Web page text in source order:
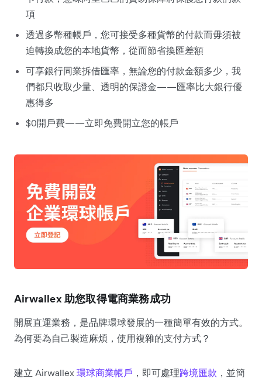
項
透過多幣種帳戶，您可接受多種貨幣的付款而毋須被
迫轉換成您的本地貨幣，從而節省換匯差額
可享銀行同業拆借匯率，無論您的付款金額多少，我
們都只收取少量、透明的保證金——匯率比大銀行優
惠得多
$0開戶費——立即免費開立您的帳戶
Airwallex 助您取得電商業務成功
開展直運業務，是品牌環球發展的一種簡單有效的方式。
為何要為自己製造麻煩，使用複雜的支付方式？
建立 Airwallex 環球商業帳戶 ，即可處理跨境匯款 ，並簡